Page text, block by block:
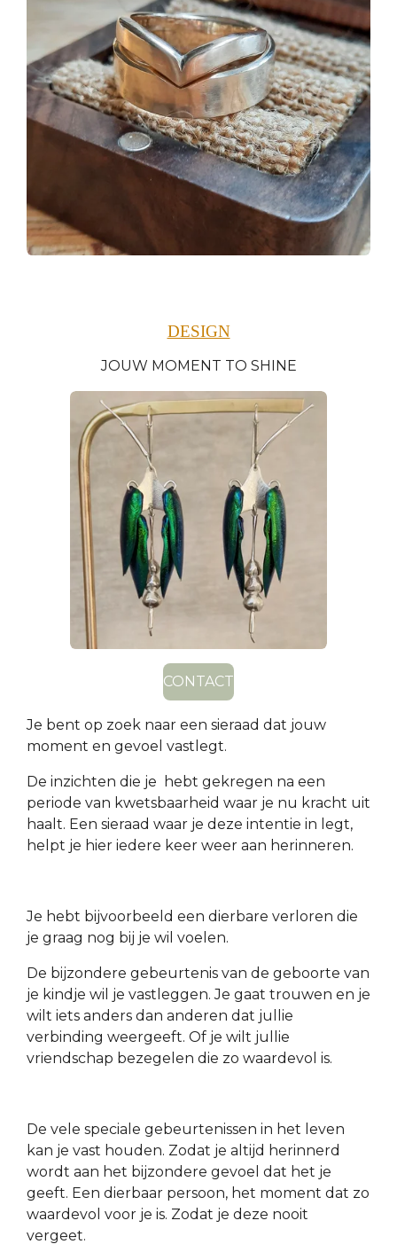
DESIGN
JOUW MOMENT TO SHINE
CONTACT
Je bent op zoek naar een sieraad dat jouw
moment en gevoel vastlegt.
De inzichten die je hebt gekregen na een
periode van kwetsbaarheid waar je nu kracht uit
haalt. Een sieraad waar je deze intentie in legt,
helpt je hier iedere keer weer aan herinneren.
Je hebt bijvoorbeeld een dierbare verloren die
je graag nog bij je wil voelen.
De bijzondere gebeurtenis van de geboorte van
je kindje wil je vastleggen. Je gaat trouwen en je
wilt iets anders dan anderen dat jullie
verbinding weergeeft. Of je wilt jullie
vriendschap bezegelen die zo waardevol is.
De vele speciale gebeurtenissen in het leven
kan je vast houden. Zodat je altijd herinnerd
wordt aan het bijzondere gevoel dat het je
geeft. Een dierbaar persoon, het moment dat zo
waardevol voor je is. Zodat je deze nooit
vergeet.